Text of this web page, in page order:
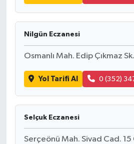
Nilgün Eczanesi
Osmanlı Mah. Edip Çıkmaz
Yol Tarifi Al 0 (352)
Selçuk Eczanesi
Serçeönü Mah. Sivad Cad. 15